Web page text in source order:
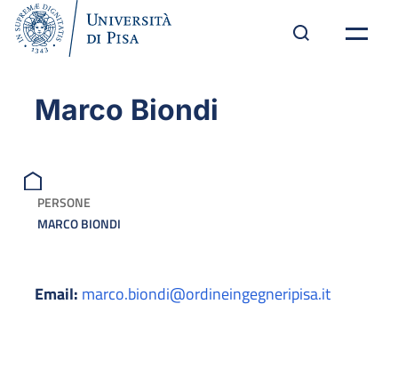
Marco Biondi
PERSONE
MARCO BIONDI
Email: marco.biondi@ordineingegneripisa.it